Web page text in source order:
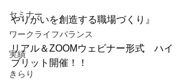
セミナー
ワークライフバランス
実績
きらり
やりがいを創造する職場づくり』
リアル＆ZOOMウェビナー形式　ハイ
ブリット開催！！